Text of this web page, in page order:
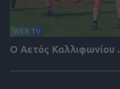
WEB TV
Ο Αετός Καλλιφωνίου